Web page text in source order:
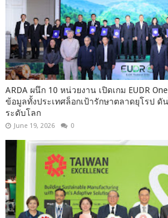
ARDA ผนึก 10 หน่วยงาน เปิดเกม EUDR
ข้อมูลทั้งประเทศล็อกเป้ารักษาตลาดยุโรป ดั
ระดับโลก
June 19, 2026 0